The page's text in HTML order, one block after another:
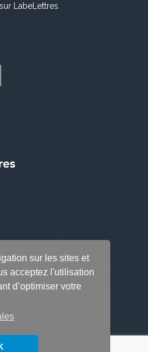
sur les sites et
acceptez l'utilisation
d’optimiser votre
sur LabeLettres